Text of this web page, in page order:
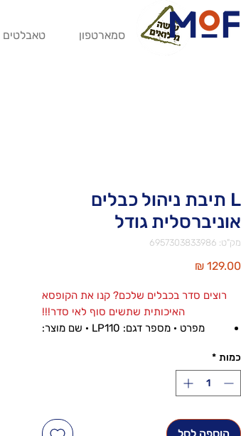
סמארטפון טאבלטים
L תיבת ניהול כבלים
אוניברסלית גודל
מק"ט: 6957303833986
רוצים סדר בכבלים שלכם? קנו את הקופסא
האיכותית שתשים סוף לאי סדר!!!
מפרט · מספר דגם: LP110 · שם מוצר:
כמות *